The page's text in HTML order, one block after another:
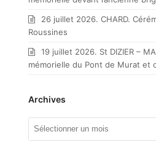
26 juillet 2026. CHARD.
Roussines
19 juillet 2026. St DIZIER –
mémorielle du Pont de Murat et
Archives